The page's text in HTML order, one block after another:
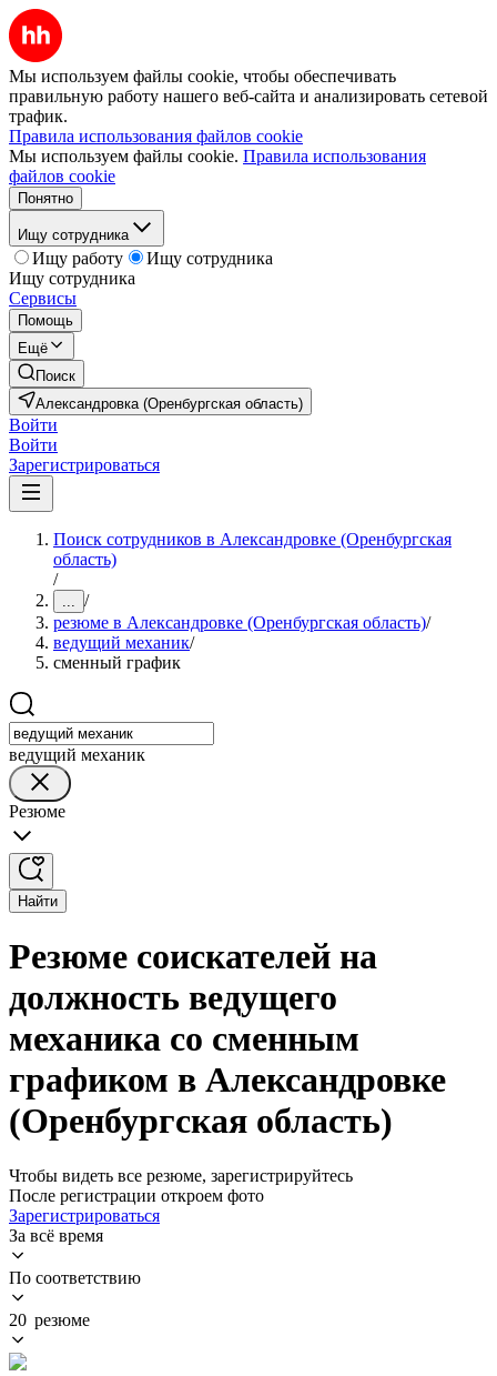
Мы используем файлы cookie, чтобы обеспечивать
правильную работу нашего веб-сайта и анализировать сетевой
трафик.
Правила использования файлов cookie
Мы используем файлы cookie. Правила использования
файлов cookie
Понятно
Ищу сотрудника
Ищу работу
Ищу сотрудника
Ищу сотрудника
Сервисы
Помощь
Ещё
Поиск
Александровка (Оренбургская область)
Войти
Войти
Зарегистрироваться
Поиск сотрудников в Александровке (Оренбургская
область)
/
... /
резюме в Александровке (Оренбургская область)/
ведущий механик/
сменный график
ведущий механик
Резюме
Найти
Резюме соискателей на
должность ведущего
механика со сменным
графиком в Александровке
(Оренбургская область)
Чтобы видеть все резюме, зарегистрируйтесь
После регистрации откроем фото
Зарегистрироваться
За всё время
По соответствию
20 резюме